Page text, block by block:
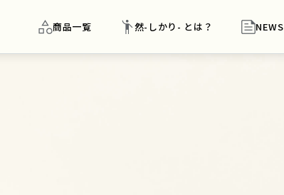
商品一覧 然-しかり- とは？ NEWS